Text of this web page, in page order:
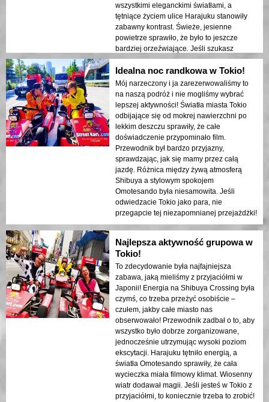
wszystkimi eleganckimi światłami, a
tętniące życiem ulice Harajuku stanowiły
zabawny kontrast. Świeże, jesienne
powietrze sprawiło, że było to jeszcze
bardziej orzeźwiające. Jeśli szukasz
unikalnej przygody w Tokio, to jest to
konieczność! 🚗✨
Idealna noc randkowa w Tokio!
Mój narzeczony i ja zarezerwowaliśmy to
na naszą podróż i nie mogliśmy wybrać
lepszej aktywności! Światła miasta Tokio
odbijające się od mokrej nawierzchni po
lekkim deszczu sprawiły, że całe
doświadczenie przypominało film.
Przewodnik był bardzo przyjazny,
sprawdzając, jak się mamy przez całą
jazdę. Różnica między żywą atmosferą
Shibuya a stylowym spokojem
Omotesando była niesamowita. Jeśli
odwiedzacie Tokio jako para, nie
przegapcie tej niezapomnianej przejażdżki!
Najlepsza aktywność grupowa w
Tokio!
To zdecydowanie była najfajniejsza
zabawa, jaką mieliśmy z przyjaciółmi w
Japonii! Energia na Shibuya Crossing była
czymś, co trzeba przeżyć osobiście –
czułem, jakby całe miasto nas
obserwowało! Przewodnik zadbał o to, aby
wszystko było dobrze zorganizowane,
jednocześnie utrzymując wysoki poziom
ekscytacji. Harajuku tętniło energią, a
światła Omotesando sprawiły, że cała
wycieczka miała filmowy klimat. Wiosenny
wiatr dodawał magii. Jeśli jesteś w Tokio z
przyjaciółmi, to koniecznie trzeba to zrobić!